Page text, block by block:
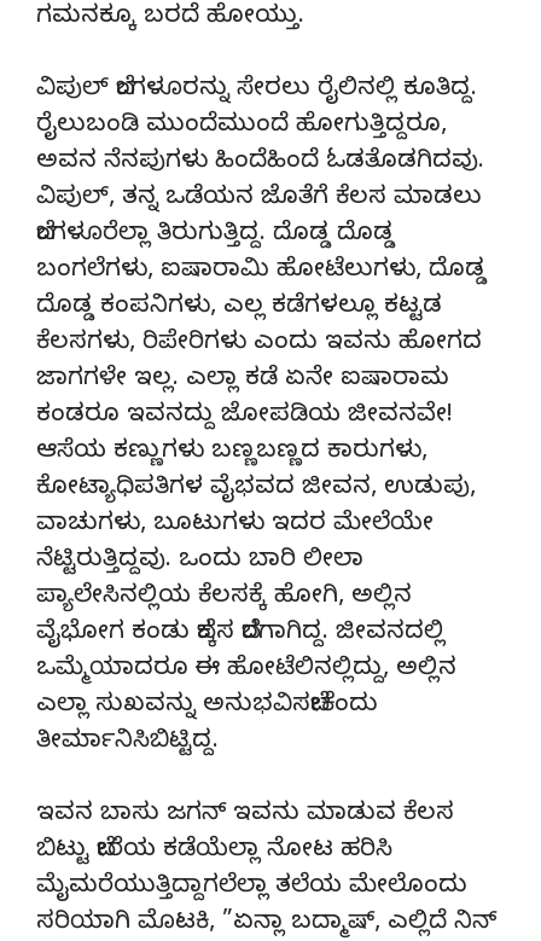
ಗಮನಕ್ಕೂ ಬರದೆ ಹೋಯ್ತು.
ವಿಪುಲ್ ಬೆಂಗಳೂರನ್ನು ಸೇರಲು ರೈಲಿನಲ್ಲಿ ಕೂತಿದ್ದ.
ರೈಲುಬಂಡಿ ಮುಂದೆಮುಂದೆ ಹೋಗುತ್ತಿದ್ದರೂ,
ಅವನ ನೆನಪುಗಳು ಹಿಂದೆಹಿಂದೆ ಓಡತೊಡಗಿದವು.
ವಿಪುಲ್, ತನ್ನ ಒಡೆಯನ ಜೊತೆಗೆ ಕೆಲಸ ಮಾಡಲು
ಬೆಂಗಳೂರೆಲ್ಲಾ ತಿರುಗುತ್ತಿದ್ದ. ದೊಡ್ಡ ದೊಡ್ಡ
ಬಂಗಲೆಗಳು, ಐಷಾರಾಮಿ ಹೋಟೆಲುಗಳು, ದೊಡ್ಡ
ದೊಡ್ಡ ಕಂಪನಿಗಳು, ಎಲ್ಲ ಕಡೆಗಳಲ್ಲೂ ಕಟ್ಟಡ
ಕೆಲಸಗಳು, ರಿಪೇರಿಗಳು ಎಂದು ಇವನು ಹೋಗದ
ಜಾಗಗಳೇ ಇಲ್ಲ. ಎಲ್ಲಾ ಕಡೆ ಏನೇ ಐಷಾರಾಮ
ಕಂಡರೂ ಇವನದ್ದು ಜೋಪಡಿಯ ಜೀವನವೇ!
ಆಸೆಯ ಕಣ್ಣುಗಳು ಬಣ್ಣಬಣ್ಣದ ಕಾರುಗಳು,
ಕೋಟ್ಯಾಧಿಪತಿಗಳ ವೈಭವದ ಜೀವನ, ಉಡುಪು,
ವಾಚುಗಳು, ಬೂಟುಗಳು ಇದರ ಮೇಲೆಯೇ
ನೆಟ್ಟಿರುತ್ತಿದ್ದವು. ಒಂದು ಬಾರಿ ಲೀಲಾ
ಪ್ಯಾಲೇಸಿನಲ್ಲಿಯ ಕೆಲಸಕ್ಕೆ ಹೋಗಿ, ಅಲ್ಲಿನ
ವೈಭೋಗ ಕಂಡು ಬೆಕ್ಕಸ ಬೆರಗಾಗಿದ್ದ. ಜೀವನದಲ್ಲಿ
ಒಮ್ಮೆಯಾದರೂ ಈ ಹೋಟೆಲಿನಲ್ಲಿದ್ದು, ಅಲ್ಲಿನ
ಎಲ್ಲಾ ಸುಖವನ್ನು ಅನುಭವಿಸಬೇಕೆಂದು
ತೀರ್ಮಾನಿಸಿಬಿಟ್ಟಿದ್ದ.
ಇವನ ಬಾಸು ಜಗನ್ ಇವನು ಮಾಡುವ ಕೆಲಸ
ಬಿಟ್ಟು ಬೇರೆಯ ಕಡೆಯೆಲ್ಲಾ ನೋಟ ಹರಿಸಿ
ಮೈಮರೆಯುತ್ತಿದ್ದಾಗಲೆಲ್ಲಾ ತಲೆಯ ಮೇಲೊಂದು
ಸರಿಯಾಗಿ ಮೊಟಕಿ, ”ಏನ್ಲಾ ಬದ್ಮಾಷ್, ಎಲ್ಲಿದೆ ನಿನ್